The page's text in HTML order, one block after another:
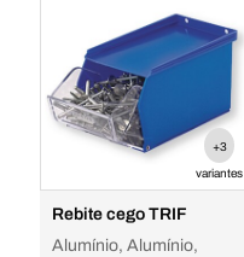
+3
variantes
Rebite cego TRIF
Alumínio, Alumínio,